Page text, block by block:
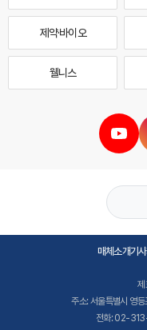
제약·바이오
웰니스
매체소개기
주소: 서울특별시 영
전화: 02-